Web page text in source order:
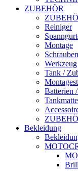
ZUBEHÖR
Reiniger
Montage
Schrauben
Werkzeug
Tank /
Batterien
Bekleidung